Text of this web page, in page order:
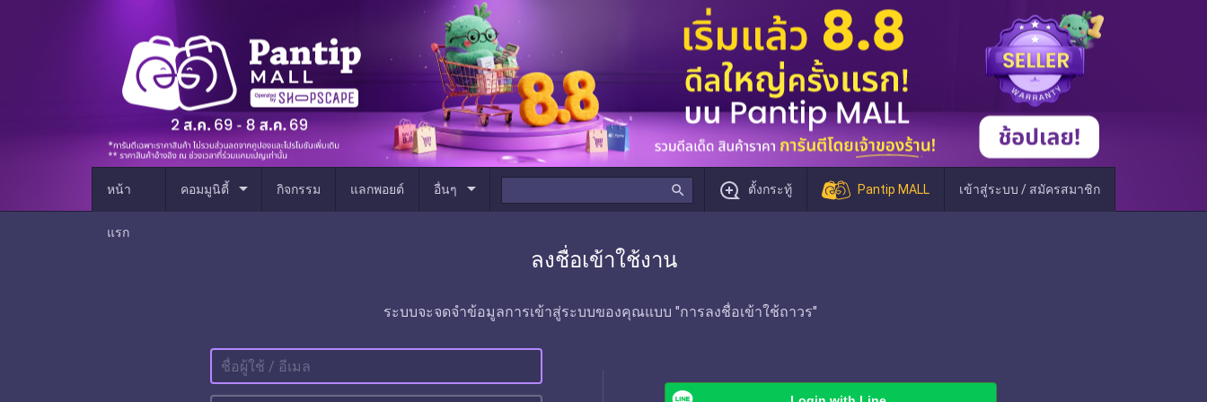
หน้า
แรก
คอมมูนิตี้ arrow_drop_down กิจกรรม แลกพอยต์ อื่นๆ arrow_drop_down search ตั้งกระทู้ Pantip MALL เข้าสู่ระบบ / สมัครสมาชิก
ลงชื่อเข้าใช้งาน
ระบบจะจดจำข้อมูลการเข้าสู่ระบบของคุณแบบ "การลงชื่อเข้าใช้ถาวร"